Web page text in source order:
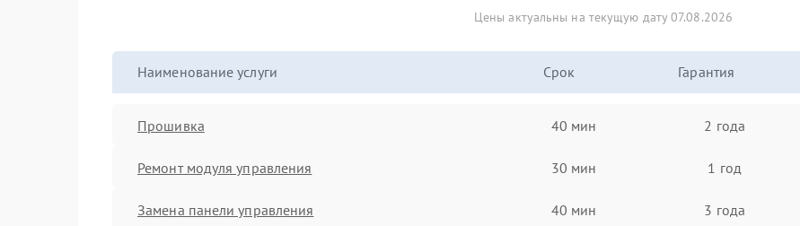
Цены актуальны на текущую дату 07.08.2026
Наименование услуги Срок Гарантия
Прошивка 40 мин 2 года
Ремонт модуля управления 30 мин 1 год
Замена панели управления 40 мин 3 года